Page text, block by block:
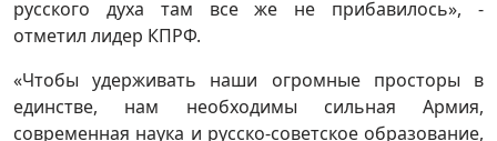
русского духа там все же не прибавилось», -
отметил лидер КПРФ.
«Чтобы удерживать наши огромные просторы в
единстве, нам необходимы сильная Армия,
современная наука и русско-советское образование,